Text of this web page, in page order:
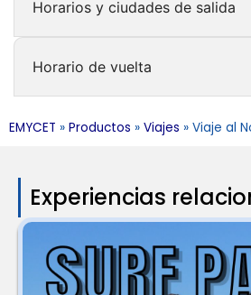
Horarios y ciudades de salida
Horario de vuelta
EMYCET » Productos » Viajes » Viaje al
Experiencias